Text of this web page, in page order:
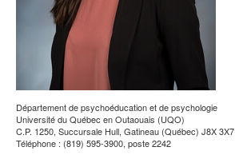
Département de psychoéducation et de psychologie
Université du Québec en Outaouais (UQO)
C.P. 1250, Succursale Hull, Gatineau (Québec) J8X 3X7
Téléphone : (819) 595-3900, poste 2242